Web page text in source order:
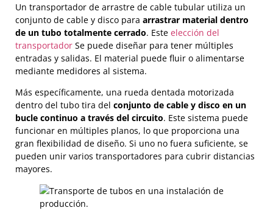
Un transportador de arrastre de cable tubular utiliza un
conjunto de cable y disco para arrastrar material dentro
de un tubo totalmente cerrado. Este elección del
transportador Se puede diseñar para tener múltiples
entradas y salidas. El material puede fluir o alimentarse
mediante medidores al sistema.
Más específicamente, una rueda dentada motorizada
dentro del tubo tira del conjunto de cable y disco en un
bucle continuo a través del circuito. Este sistema puede
funcionar en múltiples planos, lo que proporciona una
gran flexibilidad de diseño. Si uno no fuera suficiente, se
pueden unir varios transportadores para cubrir distancias
mayores.